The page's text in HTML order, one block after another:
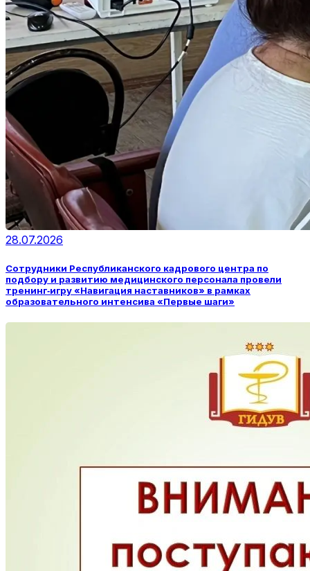
28.07.2026
Сотрудники Республиканского кадрового центра по
подбору и развитию медицинского персонала провели
тренинг‑игру «Навигация наставников» в рамках
образовательного интенсива «Первые шаги»